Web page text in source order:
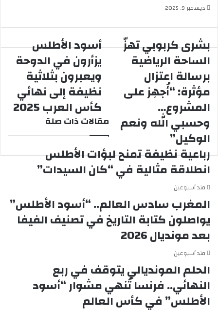
ديسمبر 9, 2025
بشرى كربوبي تهزّ
الساحة الرياضية
برسالة اعتزال
مؤثرة: “أُجهِز على
المشروع…
وحسبي الله ونعم
الوكيل”
أسود الأطلس
يزأرون في الدوحة
ويعبرون بثلاثية
نظيفة إلى نهائي
كأس العرب 2025
مقالات ذات صلة
رباعية نظيفة تمنح لبؤات الأطلس
انطلاقة مثالية في “كان السيدات”
مند أسبوعين
المغرب سادس العالم.. “أسود الأطلس”
يواصلون كتابة التاريخ في تصنيف الفيفا
بعد مونديال 2026
مند أسبوعين
الحلم المونديالي يتوقف في ربع
النهائي.. فرنسا تُنهي مشوار “أسود
الأطلس” في كأس العالم